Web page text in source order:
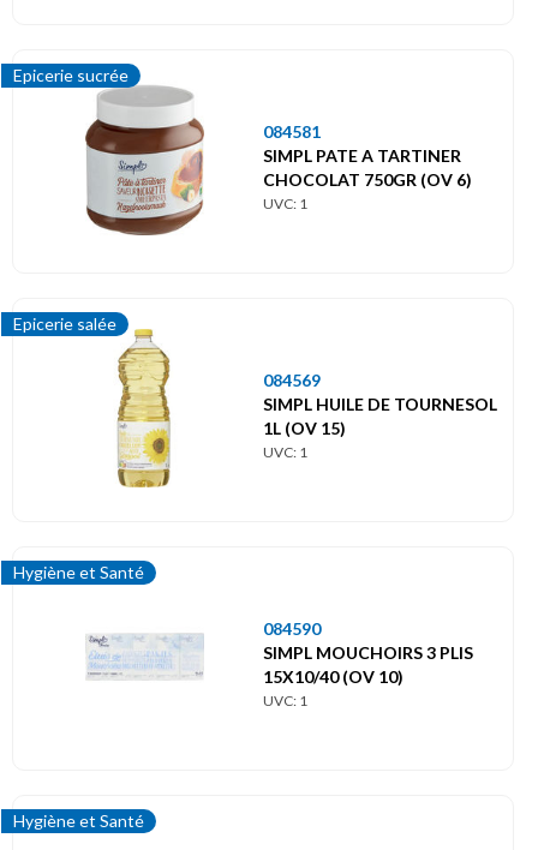
Epicerie sucrée
084581
SIMPL PATE A TARTINER
CHOCOLAT 750GR (OV 6)
UVC: 1
Epicerie salée
084569
SIMPL HUILE DE TOURNESOL
1L (OV 15)
UVC: 1
Hygiène et Santé
084590
SIMPL MOUCHOIRS 3 PLIS
15X10/40 (OV 10)
UVC: 1
Hygiène et Santé